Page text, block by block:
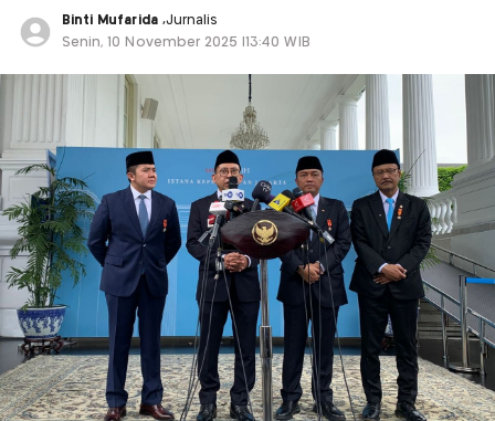
Binti Mufarida ,Jurnalis
Senin, 10 November 2025 |13:40 WIB